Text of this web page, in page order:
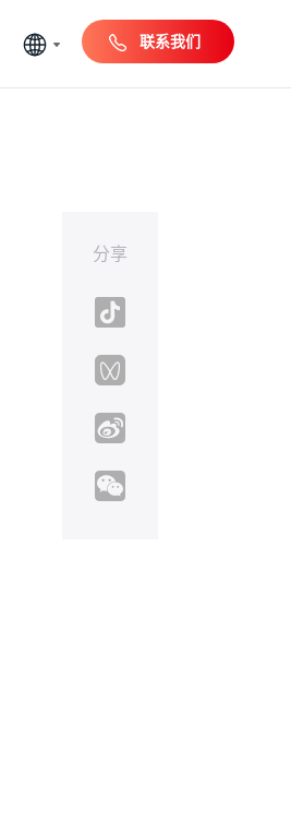
联系我们
分享